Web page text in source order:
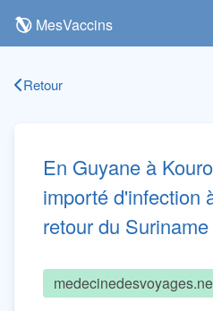
MesVaccins
Retour
En Guyane à
importé d'infection
retour du Suriname